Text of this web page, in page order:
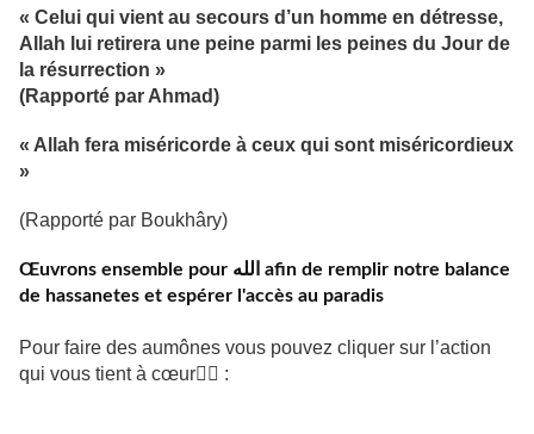
« Celui qui vient au secours d’un homme en détresse,
Allah lui retirera une peine parmi les peines du Jour de
la résurrection »
(Rapporté par Ahmad)
« Allah fera miséricorde à ceux qui sont miséricordieux
»
(Rapporté par Boukhâry)
Œuvrons ensemble pour الله afin de remplir notre balance
de hassanetes et espérer l'accès au paradis
Pour faire des aumônes vous pouvez cliquer sur l’action
qui vous tient à cœur👇🏼 :